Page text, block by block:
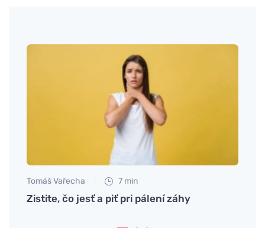
Tomáš Vařecha 7 min
Zistite, čo jesť a piť pri pálení záhy